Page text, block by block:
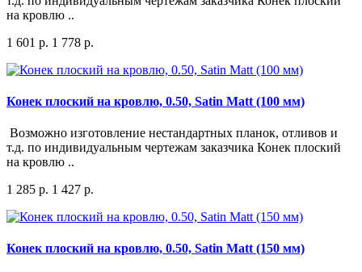
на кровлю ..
1 601 р. 1 778 р.
Конек плоский на кровлю, 0.50, Satin Matt (100 мм)
Возможно изготовление нестандартных планок, отливов и
т.д. по индивидуальным чертежам заказчика Конек плоский
на кровлю ..
1 285 р. 1 427 р.
Конек плоский на кровлю, 0.50, Satin Matt (150 мм)